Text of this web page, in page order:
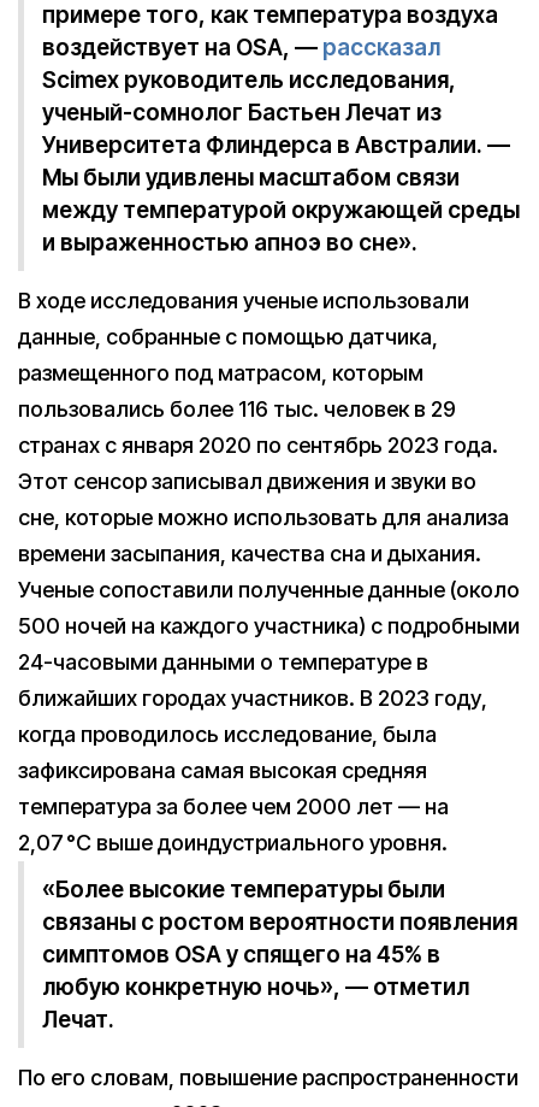
примере того, как температура воздуха
воздействует на OSA, — рассказал
Scimex руководитель исследования,
ученый-сомнолог Бастьен Лечат из
Университета Флиндерса в Австралии. —
Мы были удивлены масштабом связи
между температурой окружающей среды
и выраженностью апноэ во сне».
В ходе исследования ученые использовали
данные, собранные с помощью датчика,
размещенного под матрасом, которым
пользовались более 116 тыс. человек в 29
странах с января 2020 по сентябрь 2023 года.
Этот сенсор записывал движения и звуки во
сне, которые можно использовать для анализа
времени засыпания, качества сна и дыхания.
Ученые сопоставили полученные данные (около
500 ночей на каждого участника) с подробными
24-часовыми данными о температуре в
ближайших городах участников. В 2023 году,
когда проводилось исследование, была
зафиксирована самая высокая средняя
температура за более чем 2000 лет — на
2,07 °C выше доиндустриального уровня.
«Более высокие температуры были
связаны с ростом вероятности появления
симптомов OSA у спящего на 45% в
любую конкретную ночь», — отметил
Лечат.
По его словам, повышение распространенности